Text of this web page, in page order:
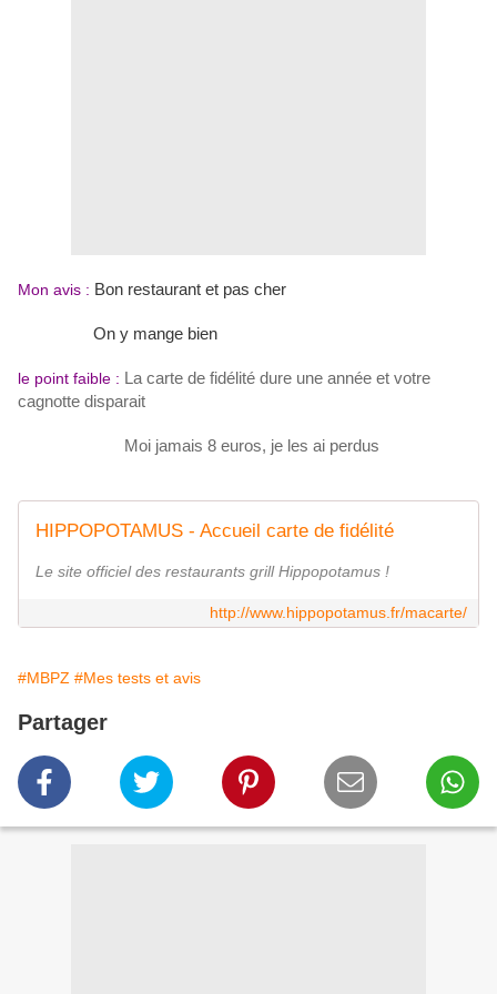
Mon avis : Bon restaurant et pas cher
On y mange bien
le point faible : La carte de fidélité dure une année et votre
cagnotte disparait
Moi jamais 8 euros, je les ai perdus
HIPPOPOTAMUS - Accueil carte de fidélité
Le site officiel des restaurants grill Hippopotamus !
http://www.hippopotamus.fr/macarte/
#MBPZ #Mes tests et avis
Partager